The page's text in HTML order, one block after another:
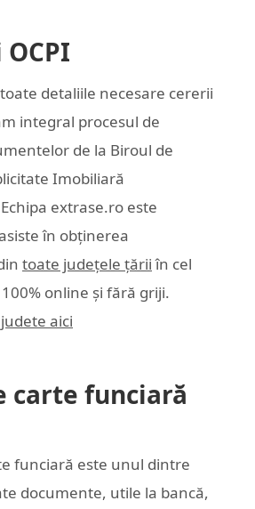
detaliile necesare cererii
integral procesul de
de la Biroul de
Imobiliară
extrase.ro este
în obținerea
toate județele țării în cel
online și fără griji.
aici
carte funciară
funciară este unul dintre
documente, utile la bancă,